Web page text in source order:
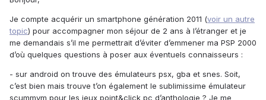
Je compte acquérir un smartphone génération 2011 (voir un autre
topic) pour accompagner mon séjour de 2 ans à l’étranger et je
me demandais s’il me permettrait d’éviter d’emmener ma PSP 2000
d’où quelques questions à poser aux éventuels connaisseurs :
- sur android on trouve des émulateurs psx, gba et snes. Soit,
c’est bien mais trouve t’on également le sublimissime émulateur
scummvm pour les jeux point&click pc d’anthologie ? Je me